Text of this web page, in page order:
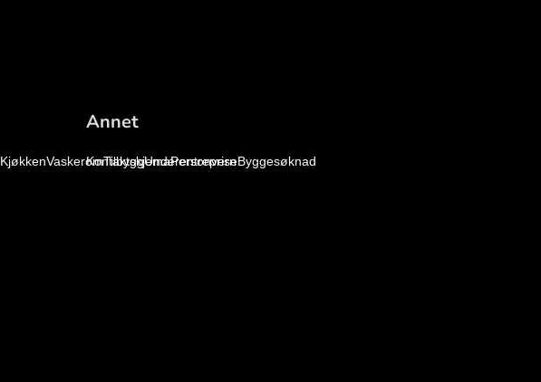
KjøkkenVaskeromTilbyggUnderentrepriseByggesøknad
Annet
KontaktskjemaPersonvern